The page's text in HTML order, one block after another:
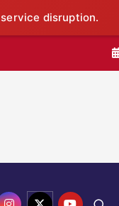
disruption.